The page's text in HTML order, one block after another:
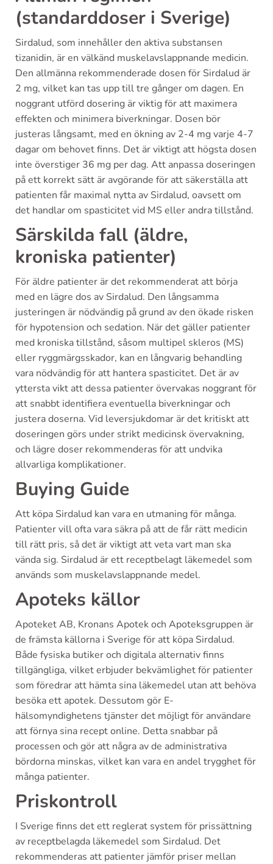
(standarddoser i Sverige)
Sirdalud, som innehåller den aktiva substansen
tizanidin, är en välkänd muskelavslappnande medicin.
Den allmänna rekommenderade dosen för Sirdalud är
2 mg, vilket kan tas upp till tre gånger om dagen. En
noggrant utförd dosering är viktig för att maximera
effekten och minimera biverkningar. Dosen bör
justeras långsamt, med en ökning av 2-4 mg varje 4-7
dagar om behovet finns. Det är viktigt att högsta dosen
inte överstiger 36 mg per dag. Att anpassa doseringen
på ett korrekt sätt är avgörande för att säkerställa att
patienten får maximal nytta av Sirdalud, oavsett om
det handlar om spasticitet vid MS eller andra tillstånd.
Särskilda fall (äldre,
kroniska patienter)
För äldre patienter är det rekommenderat att börja
med en lägre dos av Sirdalud. Den långsamma
justeringen är nödvändig på grund av den ökade risken
för hypotension och sedation. När det gäller patienter
med kroniska tillstånd, såsom multipel skleros (MS)
eller ryggmärgsskador, kan en långvarig behandling
vara nödvändig för att hantera spasticitet. Det är av
yttersta vikt att dessa patienter övervakas noggrant för
att snabbt identifiera eventuella biverkningar och
justera doserna. Vid leversjukdomar är det kritiskt att
doseringen görs under strikt medicinsk övervakning,
och lägre doser rekommenderas för att undvika
allvarliga komplikationer.
Buying Guide
Att köpa Sirdalud kan vara en utmaning för många.
Patienter vill ofta vara säkra på att de får rätt medicin
till rätt pris, så det är viktigt att veta vart man ska
vända sig. Sirdalud är ett receptbelagt läkemedel som
används som muskelavslappnande medel.
Apoteks källor
Apoteket AB, Kronans Apotek och Apoteksgruppen är
de främsta källorna i Sverige för att köpa Sirdalud.
Både fysiska butiker och digitala alternativ finns
tillgängliga, vilket erbjuder bekvämlighet för patienter
som föredrar att hämta sina läkemedel utan att behöva
besöka ett apotek. Dessutom gör E-
hälsomyndighetens tjänster det möjligt för användare
att förnya sina recept online. Detta snabbar på
processen och gör att några av de administrativa
bördorna minskas, vilket kan vara en andel trygghet för
många patienter.
Priskontroll
I Sverige finns det ett reglerat system för prissättning
av receptbelagda läkemedel som Sirdalud. Det
rekommenderas att patienter jämför priser mellan